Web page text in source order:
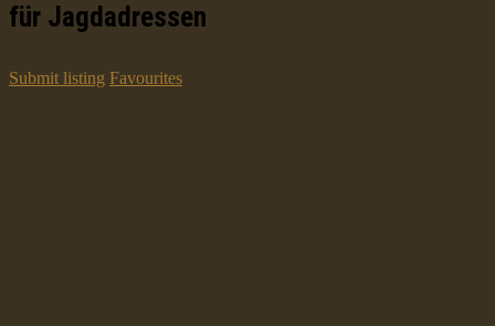
für Jagdadressen
Submit listing Favourites